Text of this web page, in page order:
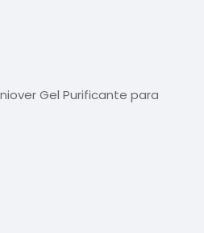
Gel Purificante para